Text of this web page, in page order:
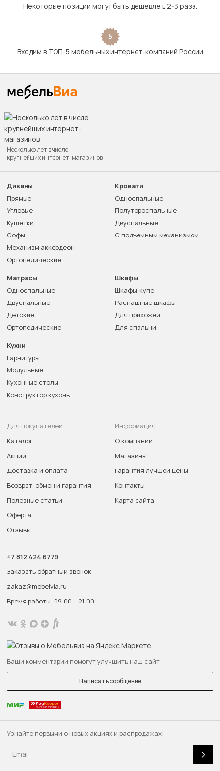
Некоторые позиции могут быть дешевле в 2-3 раза.
5
Входим в ТОП-5 мебельных интернет-компаний России
Узнайте первыми о новых акциях и распродажах!
Email
Несколько лет в числе
крупнейших интернет-магазинов
Диваны
Прямые
Угловые
Кушетки
Софы
Механизм аккордеон
Ортопедические
Кровати
Односпальные
Полутороспальные
Двуспальные
С подъемным механизмом
Матрасы
Односпальные
Двуспальные
Детские
Ортопедические
Шкафы
Шкафы-купе
Распашные шкафы
Для прихожей
Для спальни
Кухни
Гарнитуры
Модульные
Кухонные столы
Конструктор кухонь
Для покупателей
Каталог
Акции
Доставка и оплата
Возврат, обмен и гарантия
Полезные статьи
Оферта
Отзывы
Информация
О компании
Магазины
Гарантия лучшей цены
Контакты
Карта сайта
+7 812 424 6779
Заказать обратный звонок
zakaz@mebelvia.ru
Время работы: 09:00 – 21:00
Ваши комментарии помогут улучшить наш сайт
Написать сообщение